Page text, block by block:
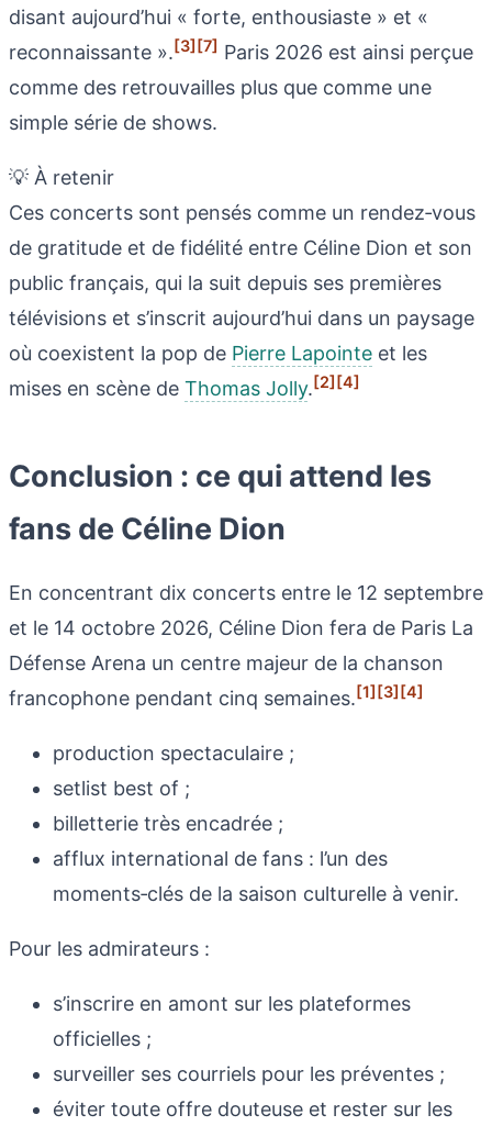
disant aujourd’hui « forte, enthousiaste » et «
reconnaissante ».[3][7] Paris 2026 est ainsi perçue
comme des retrouvailles plus que comme une
simple série de shows.
💡 À retenir
Ces concerts sont pensés comme un rendez‑vous
de gratitude et de fidélité entre Céline Dion et son
public français, qui la suit depuis ses premières
télévisions et s’inscrit aujourd’hui dans un paysage
où coexistent la pop de Pierre Lapointe et les
mises en scène de Thomas Jolly.[2][4]
Conclusion : ce qui attend les
fans de Céline Dion
En concentrant dix concerts entre le 12 septembre
et le 14 octobre 2026, Céline Dion fera de Paris La
Défense Arena un centre majeur de la chanson
francophone pendant cinq semaines.[1][3][4]
production spectaculaire ;
setlist best of ;
billetterie très encadrée ;
afflux international de fans : l’un des
moments‑clés de la saison culturelle à venir.
Pour les admirateurs :
s’inscrire en amont sur les plateformes
officielles ;
surveiller ses courriels pour les préventes ;
éviter toute offre douteuse et rester sur les